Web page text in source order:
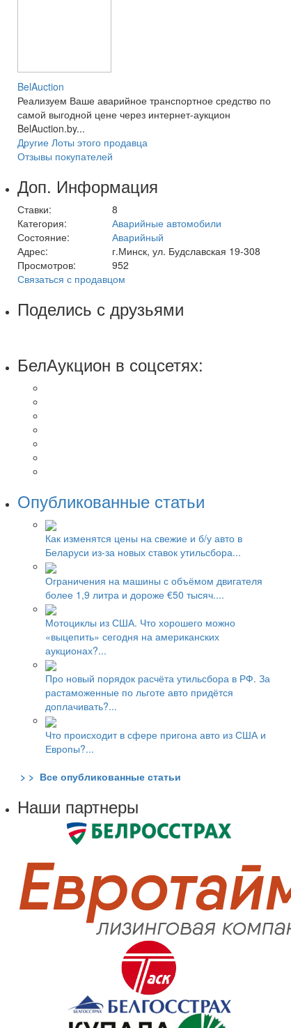
BelAuction
Реализуем Ваше аварийное транспортное средство по
самой выгодной цене через интернет-аукцион
BelAuction.by...
Другие Лоты этого продавца
Отзывы покупателей
Доп. Информация
Ставки:
8
Категория:
Аварийные автомобили
Состояние:
Аварийный
Адрес:
г.Минск, ул. Будславская 19-308
Просмотров:
952
Связаться с продавцом
Поделись с друзьями
БелАукцион в соцсетях:
Опубликованные статьи
Как изменятся цены на свежие и б/у авто в
Беларуси из-за новых ставок утильсбора...
Ограничения на машины с объёмом двигателя
более 1,9 литра и дороже €50 тысяч....
Мотоциклы из США. Что хорошего можно
«выцепить» сегодня на американских
аукционах?...
Про новый порядок расчёта утильсбора в РФ. За
растаможенные по льготе авто придётся
доплачивать?...
Что происходит в сфере пригона авто из США и
Европы?...
> > Все опубликованные статьи
Наши партнеры